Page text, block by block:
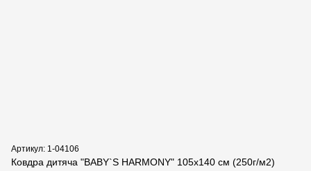
Артикул: 1-04106
Ковдра дитяча "BABY`S HARMONY" 105х140 см (250г/м2)